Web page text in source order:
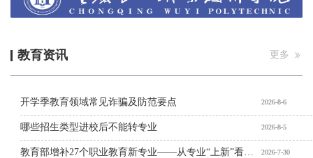
教育资讯 更多
开学季教育领域常见诈骗及防范要点 2026-8-6
哪些招生类型进校后不能转专业 2026-8-5
教育部增补27个职业教育新专业——从专业“上新”看职教“向新” 2026-7-30